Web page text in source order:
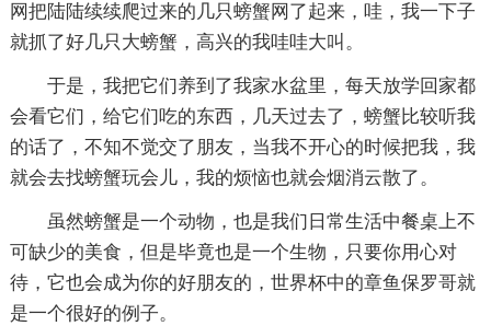
网把陆陆续续爬过来的几只螃蟹网了起来，哇，我一下子
就抓了好几只大螃蟹，高兴的我哇哇大叫。
于是，我把它们养到了我家水盆里，每天放学回家都
会看它们，给它们吃的东西，几天过去了，螃蟹比较听我
的话了，不知不觉交了朋友，当我不开心的时候把我，我
就会去找螃蟹玩会儿，我的烦恼也就会烟消云散了。
虽然螃蟹是一个动物，也是我们日常生活中餐桌上不
可缺少的美食，但是毕竟也是一个生物，只要你用心对
待，它也会成为你的好朋友的，世界杯中的章鱼保罗哥就
是一个很好的例子。